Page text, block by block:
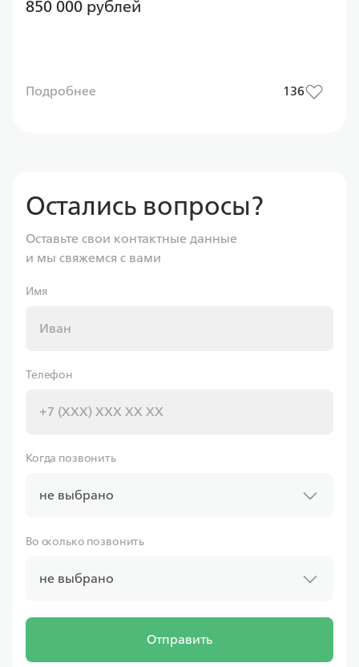
850 000 рублей
Подробнее 136
Остались вопросы?
Оставьте свои контактные данные
и мы свяжемся с вами
Имя
Телефон
Когда позвонить
не выбрано
Во сколько позвонить
не выбрано
Отправить